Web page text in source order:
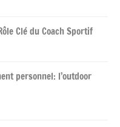
Clé du Coach Sportif
personnel: l’outdoor